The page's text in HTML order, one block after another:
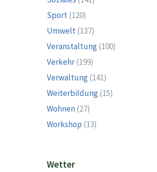
Sport(120)
Umwelt(137)
Veranstaltung(100)
Verkehr(199)
Verwaltung(141)
Weiterbildung(15)
Wohnen(27)
Workshop (13)
Wetter